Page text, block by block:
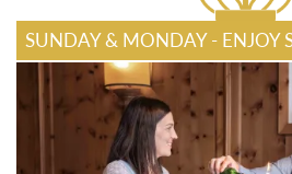
SUNDAY & MONDAY - ENJOY